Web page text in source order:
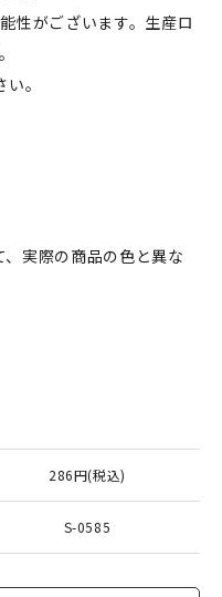
性がございます。生産ロ
。
実際の商品の色と異な
286円(税込)
S-0585